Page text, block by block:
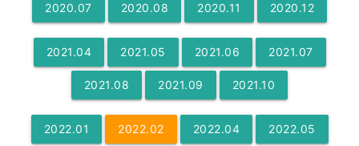
2020.07 2020.08 2020.11 2020.12
2021.04 2021.05 2021.06 2021.07
2021.08 2021.09 2021.10
2022.01 2022.02 2022.04 2022.05